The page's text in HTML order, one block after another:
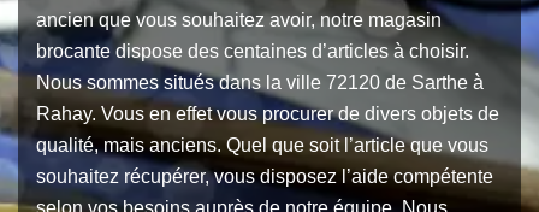
ancien que vous souhaitez avoir, notre magasin
brocante dispose des centaines d’articles à choisir.
Nous sommes situés dans la ville 72120 de Sarthe à
Rahay. Vous en effet vous procurer de divers objets de
qualité, mais anciens. Quel que soit l’article que vous
souhaitez récupérer, vous disposez l’aide compétente
selon vos besoins auprès de notre équipe. Nous